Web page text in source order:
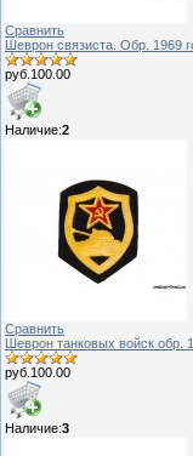
Сравнить
Шеврон связиста. Обр. 1969
руб.100.00
Наличие:2
Сравнить
Шеврон танковых войск обр.
руб.100.00
Наличие:3